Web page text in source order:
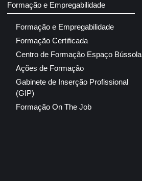
Formação e Empregabilidade
Formação e Empregabilidade
Formação Certificada
Centro de Formação Espaço Bússola
Ações de Formação
Gabinete de Inserção Profissional
(GIP)
Formação On The Job